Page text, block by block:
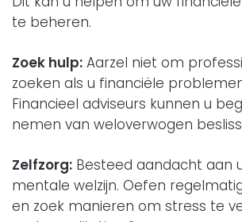
te beheren.
Zoek hulp: Aarzel niet om
zoeken als u financiële
Financieel adviseurs kunnen u
nemen van weloverwogen
Zelfzorg: Besteed aandacht aan
mentale welzijn. Oefen
en zoek manieren om stress te